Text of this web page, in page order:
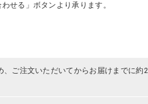
せる」ボタンより承ります。
ご注文いただいてからお届けまでに約2